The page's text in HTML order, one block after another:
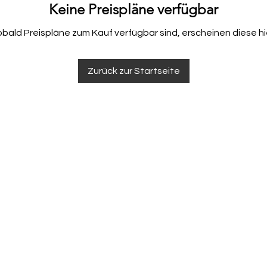
Keine Preispläne verfügbar
Preispläne zum Kauf verfügbar sind, erscheinen diese
Zurück zur Startseite